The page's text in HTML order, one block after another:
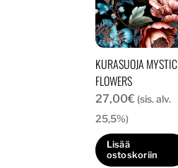
tehdä
valinnat
tuotteen
sivulla.
KURASUOJA MYSTIC
FLOWERS
27,00€ (sis. alv.
25,5%)
Lisää
ostoskoriin